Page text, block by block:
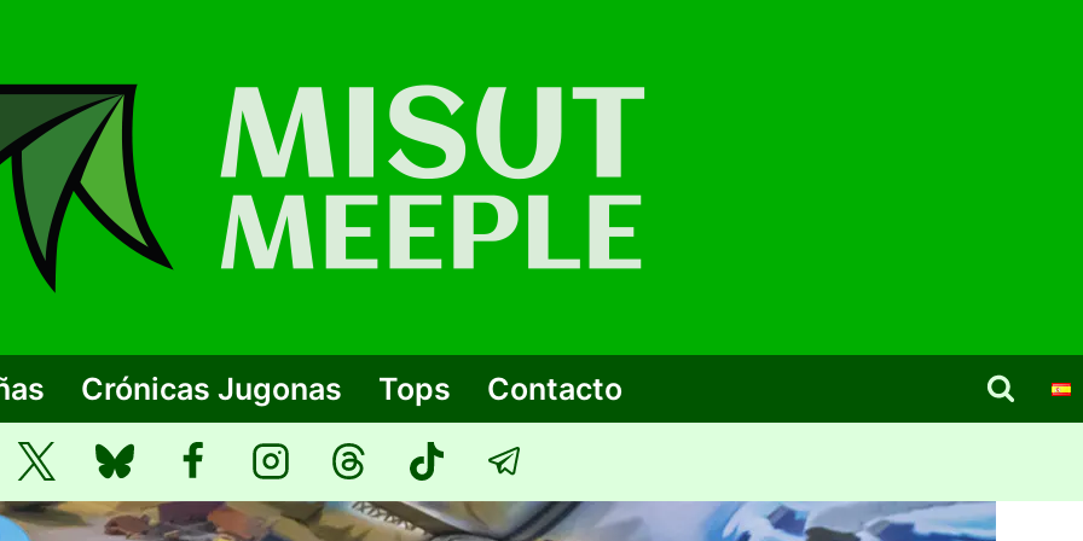
Crónicas Jugonas Tops Contacto